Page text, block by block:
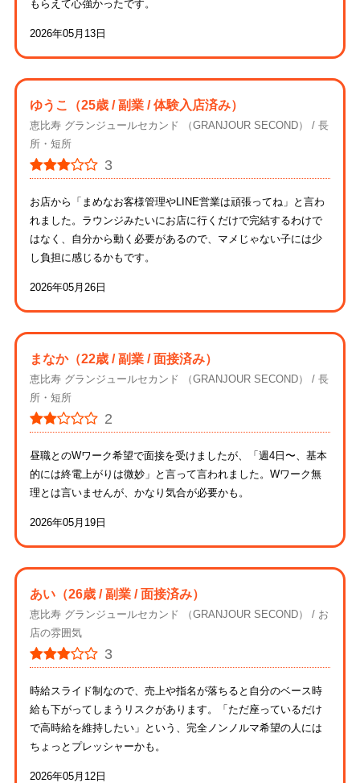
もらえて心強かったです。
2026年05月13日
ゆうこ （25歳 / 副業 / 体験入店済み）
恵比寿 グランジュールセカンド （GRANJOUR SECOND）
長
所・短所
3
お店から「まめなお客様管理やLINE営業は頑張ってね」と言わ
れました。ラウンジみたいにお店に行くだけで完結するわけで
はなく、自分から動く必要があるので、マメじゃない子には少
し負担に感じるかもです。
2026年05月26日
まなか（22歳 / 副業 / 面接済み）
恵比寿 グランジュールセカンド （GRANJOUR SECOND）
長
所・短所
2
昼職とのWワーク希望で面接を受けましたが、「週4日〜、基本
的には終電上がりは微妙」と言って言われました。Wワーク無
理とは言いませんが、かなり気合が必要かも。
2026年05月19日
あい （26歳 / 副業 / 面接済み）
恵比寿 グランジュールセカンド （GRANJOUR SECOND）
お
店の雰囲気
3
時給スライド制なので、売上や指名が落ちると自分のベース時
給も下がってしまうリスクがあります。「ただ座っているだけ
で高時給を維持したい」という、完全ノンノルマ希望の人には
ちょっとプレッシャーかも。
2026年05月12日